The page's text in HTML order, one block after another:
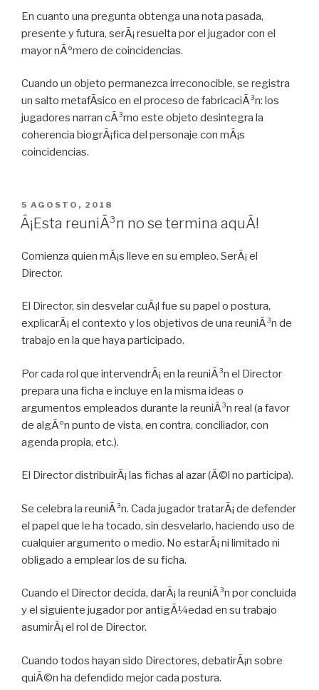
En cuanto una pregunta obtenga una nota pasada,
presente y futura, serÃ¡ resuelta por el jugador con el
mayor nÃºmero de coincidencias.
Cuando un objeto permanezca irreconocible, se registra
un salto metafÃ­sico en el proceso de fabricaciÃ³n: los
jugadores narran cÃ³mo este objeto desintegra la
coherencia biogrÃ¡fica del personaje con mÃ¡s
coincidencias.
PUBLICADO
EN
5 AGOSTO, 2018
Â¡Esta reuniÃ³n no se termina aquÃ­!
Comienza quien mÃ¡s lleve en su empleo. SerÃ¡ el
Director.
El Director, sin desvelar cuÃ¡l fue su papel o postura,
explicarÃ¡ el contexto y los objetivos de una reuniÃ³n de
trabajo en la que haya participado.
Por cada rol que intervendrÃ¡ en la reuniÃ³n el Director
prepara una ficha e incluye en la misma ideas o
argumentos empleados durante la reuniÃ³n real (a favor
de algÃºn punto de vista, en contra, conciliador, con
agenda propia, etc.).
El Director distribuirÃ¡ las fichas al azar (Ã©l no participa).
Se celebra la reuniÃ³n. Cada jugador tratarÃ¡ de defender
el papel que le ha tocado, sin desvelarlo, haciendo uso de
cualquier argumento o medio. No estarÃ¡ ni limitado ni
obligado a emplear los de su ficha.
Cuando el Director decida, darÃ¡ la reuniÃ³n por concluida
y el siguiente jugador por antigÃ¼edad en su trabajo
asumirÃ¡ el rol de Director.
Cuando todos hayan sido Directores, debatirÃ¡n sobre
quiÃ©n ha defendido mejor cada postura.